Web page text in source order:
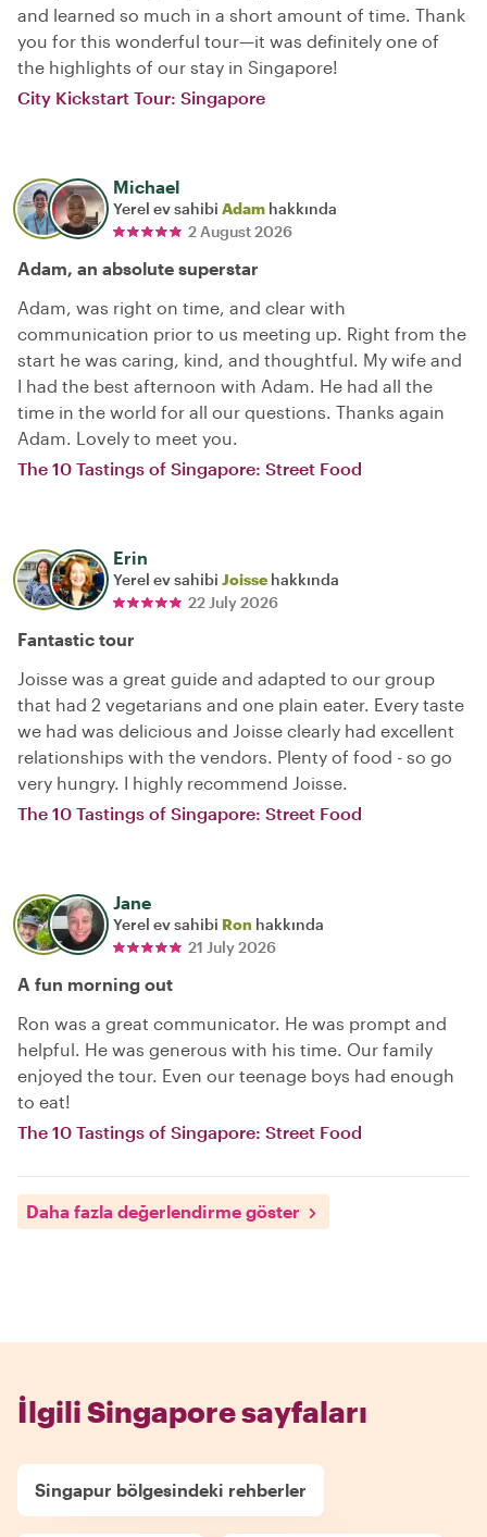
and learned so much in a short amount of time. Thank
you for this wonderful tour—it was definitely one of
the highlights of our stay in Singapore!
City Kickstart Tour: Singapore
Michael
Yerel ev sahibi Adam hakkında
2 August 2026
Adam, an absolute superstar
Adam, was right on time, and clear with
communication prior to us meeting up. Right from the
start he was caring, kind, and thoughtful. My wife and
I had the best afternoon with Adam. He had all the
time in the world for all our questions. Thanks again
Adam. Lovely to meet you.
The 10 Tastings of Singapore: Street Food
Erin
Yerel ev sahibi Joisse hakkında
22 July 2026
Fantastic tour
Joisse was a great guide and adapted to our group
that had 2 vegetarians and one plain eater. Every taste
we had was delicious and Joisse clearly had excellent
relationships with the vendors. Plenty of food - so go
very hungry. I highly recommend Joisse.
The 10 Tastings of Singapore: Street Food
Jane
Yerel ev sahibi Ron hakkında
21 July 2026
A fun morning out
Ron was a great communicator. He was prompt and
helpful. He was generous with his time. Our family
enjoyed the tour. Even our teenage boys had enough
to eat!
The 10 Tastings of Singapore: Street Food
Daha fazla değerlendirme göster
İlgili Singapore sayfaları
Singapur bölgesindeki rehberler